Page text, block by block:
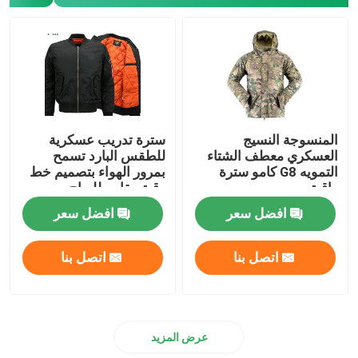
معدات الصيد في الهواء الطلق
معدات الصيد في الهواء الطلق
قفازات ركوب مقاومة للماء
ملابس السلامة العاكسة
النماذج العسكرية الحديثة
المنسوجة النسيج
العسكري معطف الشتاء
التمويه G8 كامو سترة
واقية
افضل سعر
اتصل بنا
سترة تدريب عسكرية
للطقس البارد تسمح
بمرور الهواء بتصميم خط
رقبة مقاوم للرياح
افضل سعر
اتصل بنا
عرض المزيد